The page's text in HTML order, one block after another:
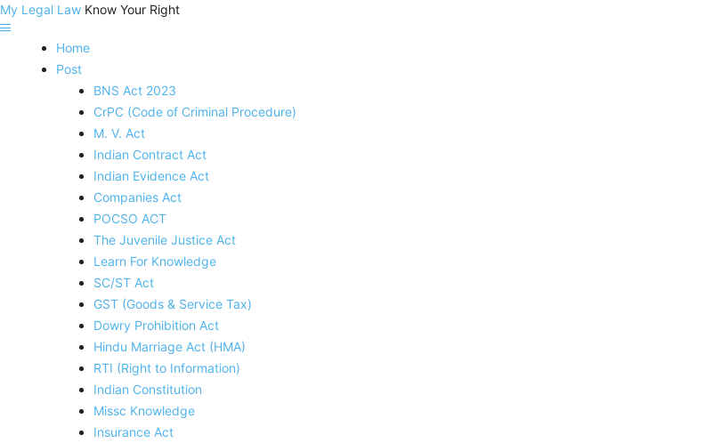
My Legal Law Know Your Right
Home
Post
BNS Act 2023
CrPC (Code of Criminal Procedure)
M. V. Act
Indian Contract Act
Indian Evidence Act
Companies Act
POCSO ACT
The Juvenile Justice Act
Learn For Knowledge
SC/ST Act
GST (Goods & Service Tax)
Dowry Prohibition Act
Hindu Marriage Act (HMA)
RTI (Right to Information)
Indian Constitution
Missc Knowledge
Insurance Act